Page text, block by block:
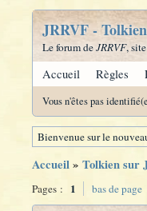
JRRVF -
Le forum deJRRVF,
Accueil Règles
Vous n'êtes pas
Bienvenue sur le
Accueil» Tolkien sur
Pages : 1 bas de page